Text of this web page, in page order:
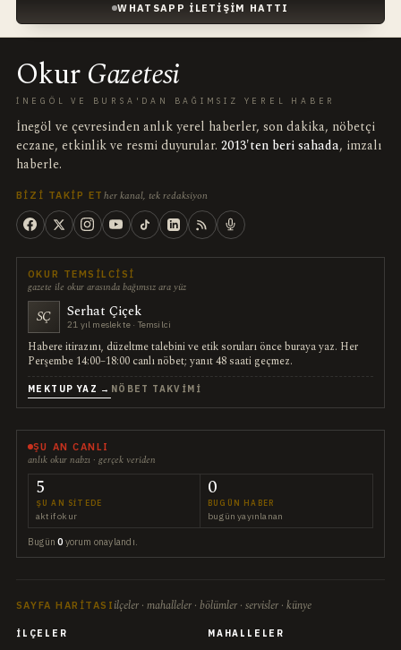
WHATSAPP İLETIŞIM HATTI
OkurGazetesi
İNEGÖL VE BURSA'DAN BAĞIMSIZ YEREL HABER
İnegöl ve çevresinden anlık yerel haberler, son dakika, nöbetçi
eczane, etkinlik ve resmi duyurular. 2013'ten beri sahada, imzalı
haberle.
BIZI TAKIP ET her kanal, tek redaksiyon
OKUR TEMSILCISI
gazete ile okur arasında bağımsız ara yüz
SÇ Serhat Çiçek
21 yıl meslekte · Temsilci
Habere itirazını, düzeltme talebini ve etik soruları önce buraya yaz. Her
Perşembe 14:00–18:00 canlı nöbet; yanıt 48 saati geçmez.
MEKTUP YAZ → NÖBET TAKVIMI
ŞU AN CANLI
anlık okur nabzı · gerçek veriden
5
ŞU AN SITEDE
aktif okur
0
BUGÜN HABER
bugün yayınlanan
Bugün0 yorum onaylandı.
SAYFA HARITASI ilçeler · mahalleler · bölümler · servisler · künye
İLÇELER MAHALLELER